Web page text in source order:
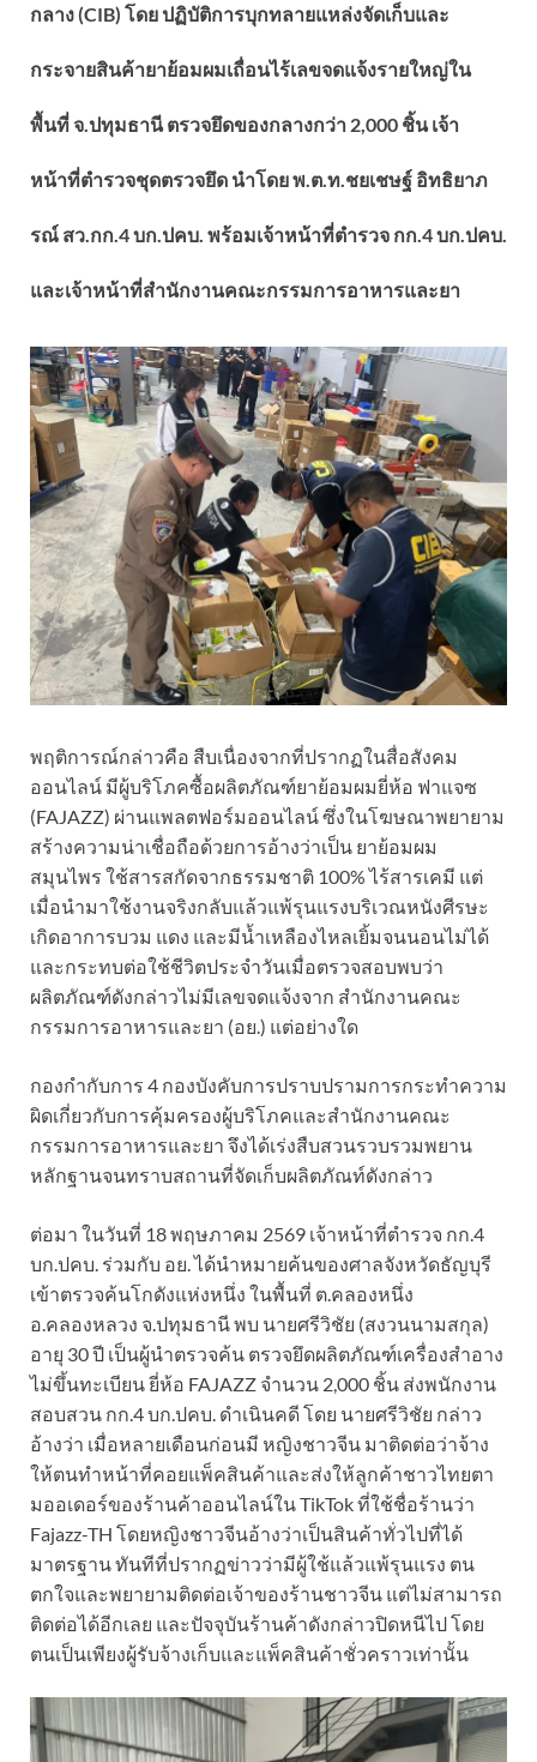
กลาง (CIB) โดย ปฏิบัติการบุกทลายแหล่งจัดเก็บและ
กระจายสินค้ายาย้อมผมเถื่อนไร้เลขจดแจ้งรายใหญ่ใน
พื้นที่ จ.ปทุมธานี ตรวจยึดของกลางกว่า 2,000 ชิ้น เจ้า
หน้าที่ตำรวจชุดตรวจยึด นำโดย พ.ต.ท.ชยเชษฐ์ อิทธิยาภ
รณ์ สว.กก.4 บก.ปคบ. พร้อมเจ้าหน้าที่ตำรวจ กก.4 บก.ปคบ.
และเจ้าหน้าที่สำนักงานคณะกรรมการอาหารและยา
พฤติการณ์กล่าวคือ สืบเนื่องจากที่ปรากฏในสื่อสังคม
ออนไลน์ มีผู้บริโภคซื้อผลิตภัณฑ์ยาย้อมผมยี่ห้อ ฟาแจซ
(FAJAZZ) ผ่านแพลตฟอร์มออนไลน์ ซึ่งในโฆษณาพยายาม
สร้างความน่าเชื่อถือด้วยการอ้างว่าเป็น ยาย้อมผม
สมุนไพร ใช้สารสกัดจากธรรมชาติ 100% ไร้สารเคมี แต่
เมื่อนำมาใช้งานจริงกลับแล้วแพ้รุนแรงบริเวณหนังศีรษะ
เกิดอาการบวม แดง และมีน้ำเหลืองไหลเยิ้มจนนอนไม่ได้
และกระทบต่อใช้ชีวิตประจำวันเมื่อตรวจสอบพบว่า
ผลิตภัณฑ์ดังกล่าวไม่มีเลขจดแจ้งจาก สำนักงานคณะ
กรรมการอาหารและยา (อย.) แต่อย่างใด
กองกำกับการ 4 กองบังคับการปราบปรามการกระทำความ
ผิดเกี่ยวกับการคุ้มครองผู้บริโภคและสำนักงานคณะ
กรรมการอาหารและยา จึงได้เร่งสืบสวนรวบรวมพยาน
หลักฐานจนทราบสถานที่จัดเก็บผลิตภัณท์ดังกล่าว
ต่อมา ในวันที่ 18 พฤษภาคม 2569 เจ้าหน้าที่ตำรวจ กก.4
บก.ปคบ. ร่วมกับ อย. ได้นำหมายค้นของศาลจังหวัดธัญบุรี
เข้าตรวจค้นโกดังแห่งหนึ่ง ในพื้นที่ ต.คลองหนึ่ง
อ.คลองหลวง จ.ปทุมธานี พบ นายศรีวิชัย (สงวนนามสกุล)
อายุ 30 ปี เป็นผู้นำตรวจค้น ตรวจยึดผลิตภัณฑ์เครื่องสำอาง
ไม่ขึ้นทะเบียน ยี่ห้อ FAJAZZ จำนวน 2,000 ชิ้น ส่งพนักงาน
สอบสวน กก.4 บก.ปคบ. ดำเนินคดี โดย นายศรีวิชัย กล่าว
อ้างว่า เมื่อหลายเดือนก่อนมี หญิงชาวจีน มาติดต่อว่าจ้าง
ให้ตนทำหน้าที่คอยแพ็คสินค้าและส่งให้ลูกค้าชาวไทยตา
มออเดอร์ของร้านค้าออนไลน์ใน TikTok ที่ใช้ชื่อร้านว่า
Fajazz-TH โดยหญิงชาวจีนอ้างว่าเป็นสินค้าทั่วไปที่ได้
มาตรฐาน ทันทีที่ปรากฏข่าวว่ามีผู้ใช้แล้วแพ้รุนแรง ตน
ตกใจและพยายามติดต่อเจ้าของร้านชาวจีน แต่ไม่สามารถ
ติดต่อได้อีกเลย และปัจจุบันร้านค้าดังกล่าวปิดหนีไป โดย
ตนเป็นเพียงผู้รับจ้างเก็บและแพ็คสินค้าชั่วคราวเท่านั้น